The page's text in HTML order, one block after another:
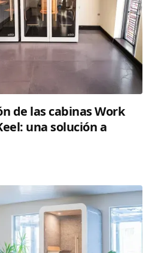
de las cabinas Work
una solución a